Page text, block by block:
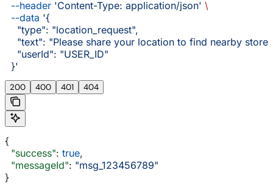
  --header
'Content-Type: application/json' \
  --data
'{
    "type": "location_request",
"text": "Please share your location to find nearby
    "userId": "USER_ID"
  }'
200 400 401 404
{
  "success"
: true,
  "messageId"
: "msg_123456789"
}